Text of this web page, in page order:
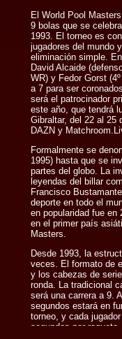
El World Pool
9 bolas que se
1993. El torneo es
jugadores del mundo
eliminación simple.
David Alcaide
WR) y Fedor Gorst
a 7 para ser
será el patrocinador
este año, que tendrá
Gibraltar, del 22 al 25
DAZN y
Formalmente se
1995) hasta que se
partes del globo. La
leyendas del billar
Francisco
deporte en todo el
en popularidad fue en
en el primer país
Masters.
Desde 1993, la
veces. El formato de
y los cabezas de
ronda. La tradicional
será una carrera a 9.
segundos estará en
torneo, y cada
segundos por